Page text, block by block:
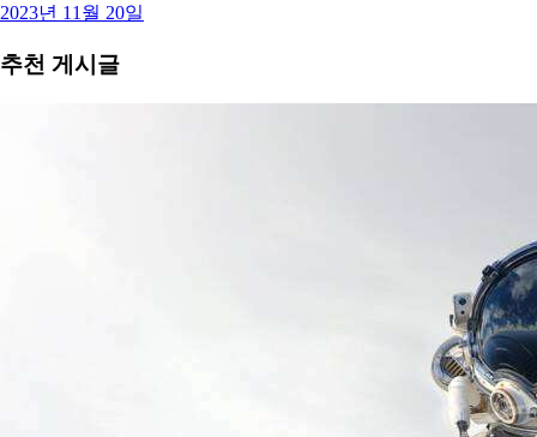
2023년 11월 20일
추천 게시글